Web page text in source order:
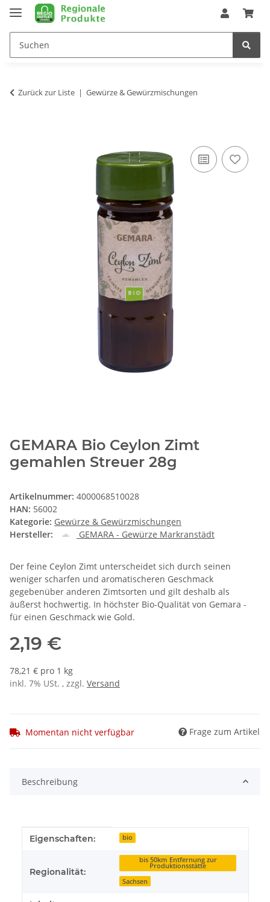
Zurück zur Liste Gewürze & Gewürzmischungen
GEMARA Bio Ceylon Zimt
gemahlen Streuer 28g
Artikelnummer: 4000068510028
HAN: 56002
Kategorie: Gewürze & Gewürzmischungen
Hersteller:
GEMARA - Gewürze Markranstädt
Der feine Ceylon Zimt unterscheidet sich durch seinen
weniger scharfen und aromatischeren Geschmack
gegebenüber anderen Zimtsorten und gilt deshalb als
äußerst hochwertig. In höchster Bio-Qualität von Gemara -
für einen Geschmack wie Gold.
2,19 €
78,21 € pro 1 kg
inkl. 7% USt. , zzgl. Versand
Momentan nicht verfügbar Frage zum Artikel
Beschreibung
Produkteigenschaft
Wert
Eigenschaften: bio
Regionalität:
bis 50km Entfernung zur
Produktionsstätte
Sachsen